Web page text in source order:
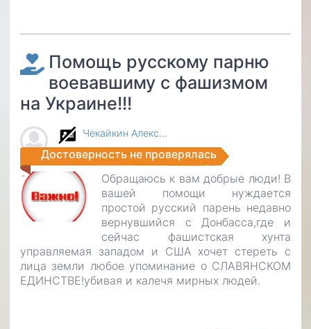
Помощь русскому парню
воевавшиму с фашизмом
на Украине!!!
Чекайкин Алекс…
Достоверность не проверялась
Обращаюсь к вам добрые люди! В
вашей помощи нуждается
простой русский парень недавно
вернувшийся с Донбасса,где и
сейчас фашистская хунта
управляемая западом и США хочет стереть с
лица земли любое упоминание о СЛАВЯНСКОМ
ЕДИНСТВЕ!убивая и калечя мирных людей.